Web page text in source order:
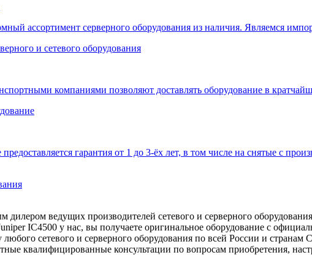
ассортимент серверного оборудования из наличия. Являемся
компаниями позволяют доставлять оборудование в
гарантия от 1 до 3-ёх лет, в том числе на снятые с
дилером ведущих производителей сетевого и серверного
IC4500 у нас, вы получаете оригинальное оборудование с
сетевого и серверного оборудования по всей России и странам
квалифицированные консультации по вопросам приобретения,